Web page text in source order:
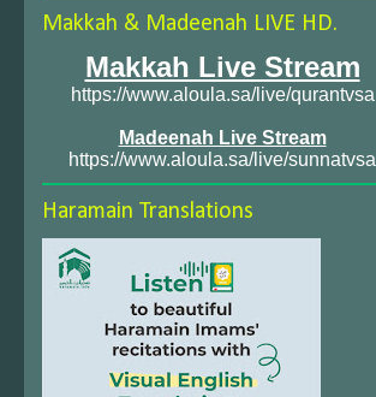
Makkah & Madeenah LIVE HD.
Makkah Live Stream
https://www.aloula.sa/live/qurantvsa
Madeenah Live Stream
https://www.aloula.sa/live/sunnatvsa
Haramain Translations